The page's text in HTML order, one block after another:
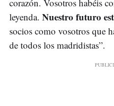
corazón. Vosotros habéis
leyenda. Nuestro futuro
socios como vosotros que
de todos los madridistas”.